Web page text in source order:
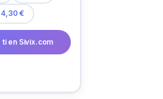
4,30 €
en Sivix.com